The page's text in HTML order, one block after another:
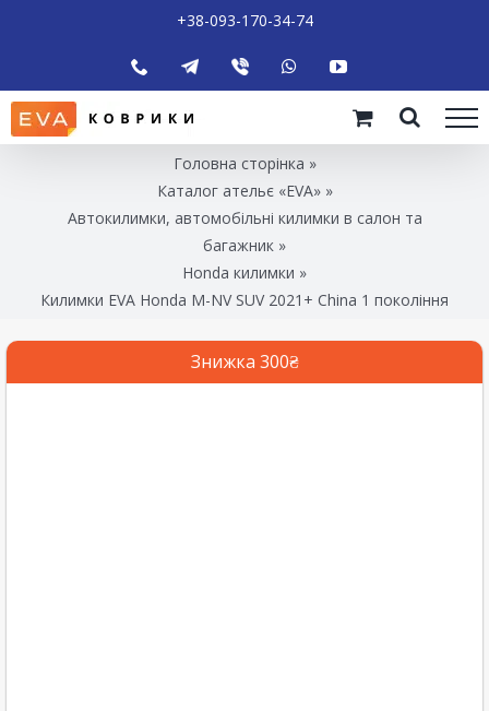
+38-093-170-34-74
Головна сторінка »
Каталог ательє «EVA»»
Автокилимки, автомобільні килимки в салон та
багажник »
Honda килимки »
Килимки EVA Honda M-NV SUV 2021+ China 1 покоління
Знижка 300₴